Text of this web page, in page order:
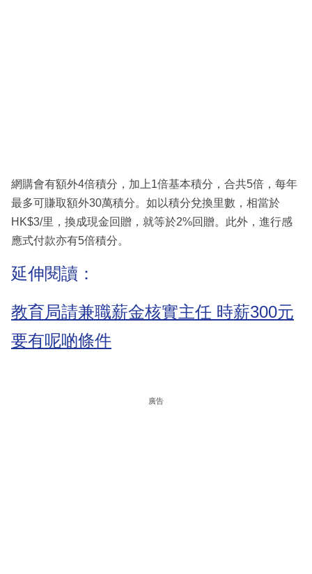
網購會有額外4倍積分，加上1倍基本積分，合共5倍，每年
最多可賺取額外30萬積分。如以積分兌換里數，相當於
HK$3/里，換成現金回贈，就等於2%回贈。此外，進行感
應式付款亦有5倍積分。
延伸閱讀：
教育局請兼職薪金核實主任 時薪300元
要有呢啲條件
廣告